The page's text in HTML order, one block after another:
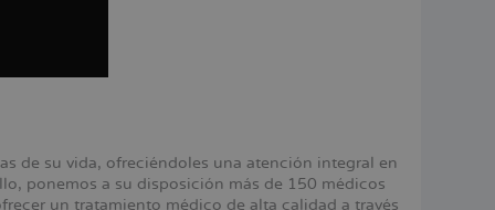
de su vida, ofreciéndoles una atención integral en
ponemos a su disposición más de 150 médicos
un tratamiento médico de alta calidad a través